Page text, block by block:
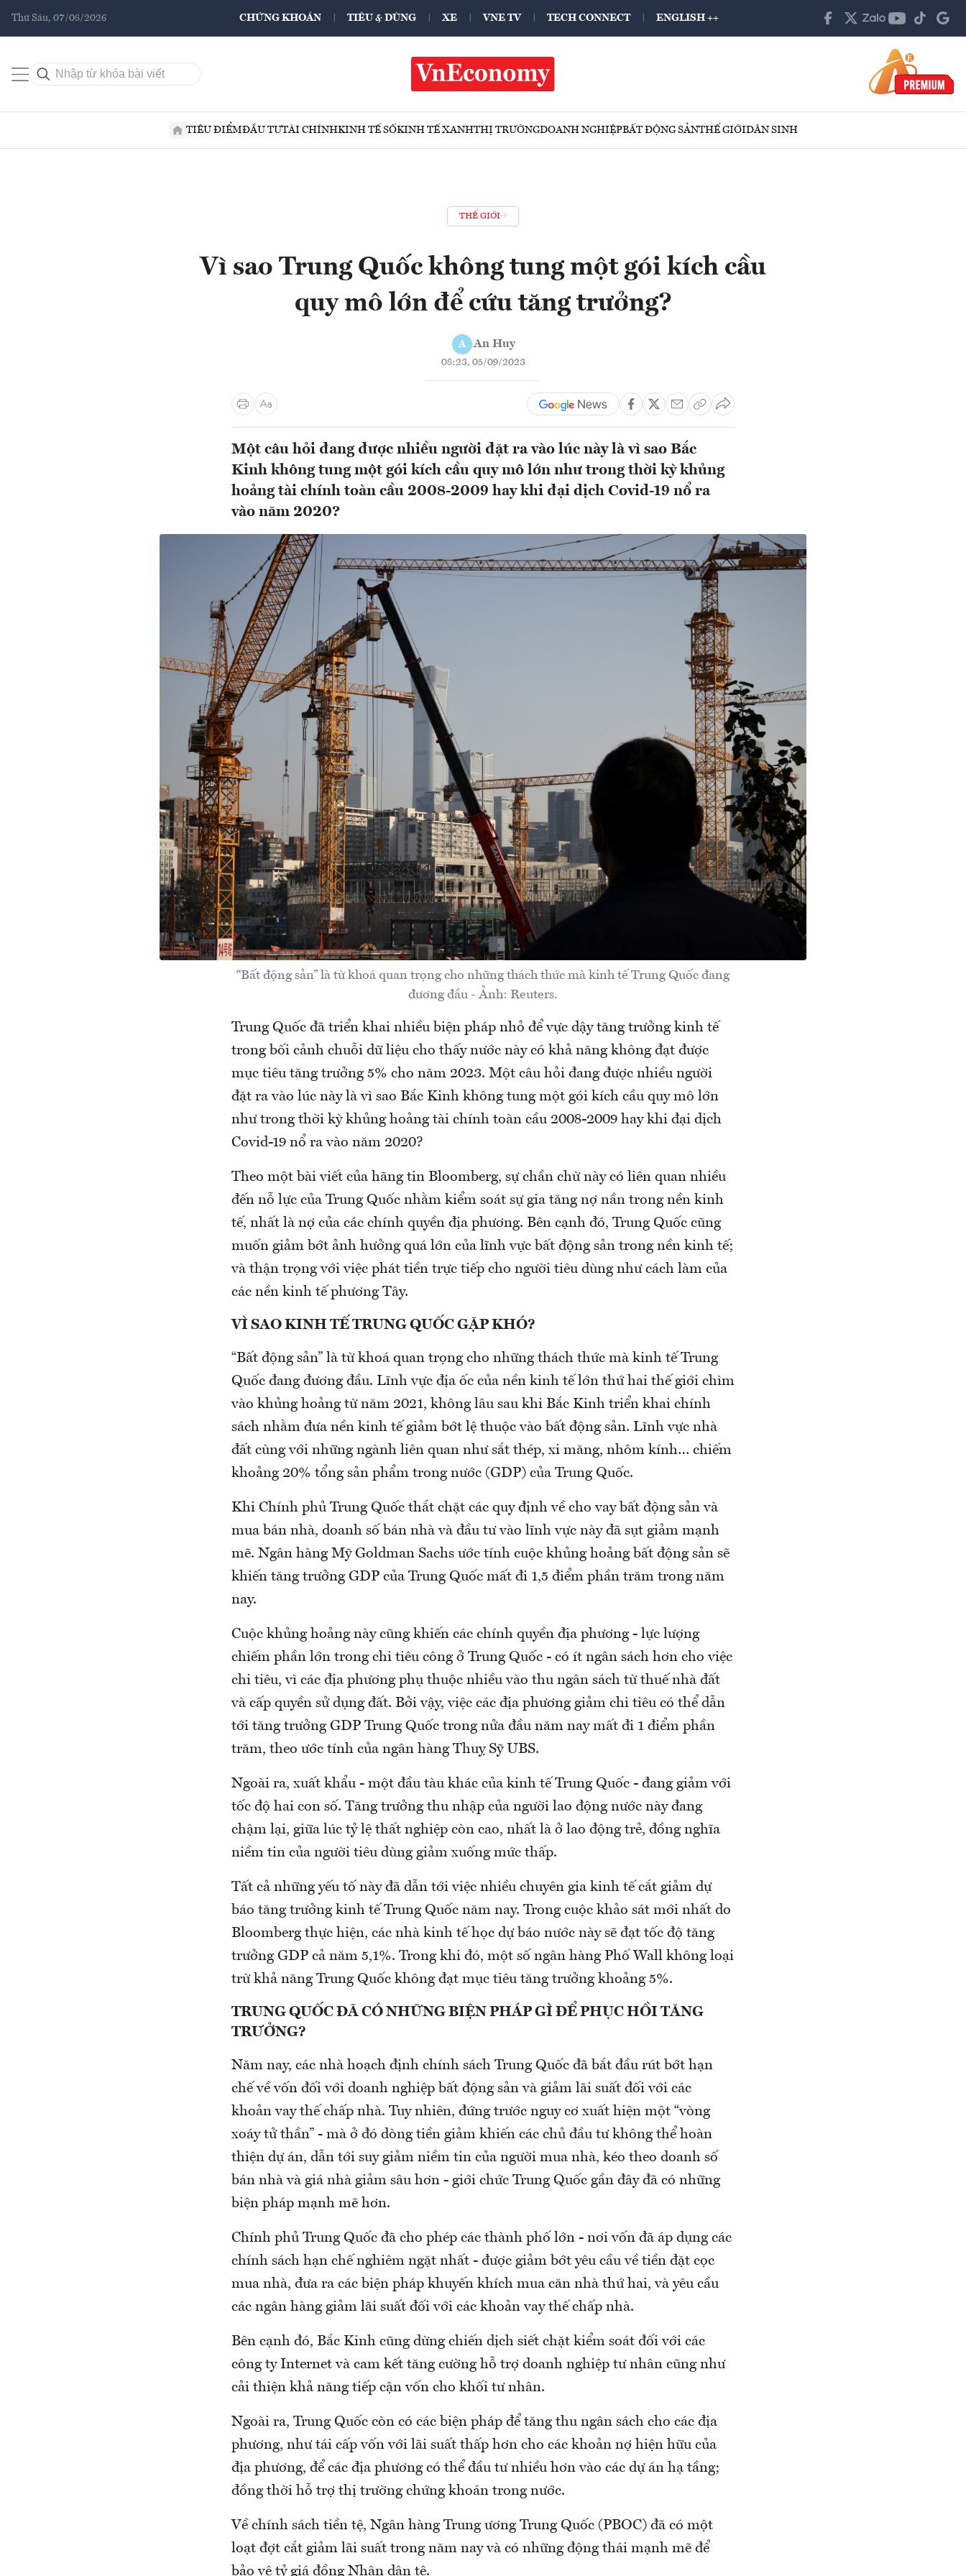
Thứ Sáu, 07/08/2026 CHỨNG KHOÁN TIÊU & DÙNG XE VNE TV TECH CONNECT ENGLISH ++
TIÊU ĐIỂMĐẦU TƯTÀI CHÍNHKINH TẾ SỐKINH TẾ XANHTHỊ TRƯỜNGDOANH NGHIỆPBẤT ĐỘNG SẢNTHẾ GIỚIDÂN SINH
THẾ GIỚI
Vì sao Trung Quốc không tung một gói kích cầu
quy mô lớn để cứu tăng trưởng?
A An Huy
08:23, 05/09/2023
Một câu hỏi đang được nhiều người đặt ra vào lúc này là vì sao Bắc
Kinh không tung một gói kích cầu quy mô lớn như trong thời kỳ khủng
hoảng tài chính toàn cầu 2008-2009 hay khi đại dịch Covid-19 nổ ra
vào năm 2020?
“Bất động sản” là từ khoá quan trọng cho những thách thức mà kinh tế Trung Quốc đang
đương đầu - Ảnh: Reuters.
Trung Quốc đã triển khai nhiều biện pháp nhỏ để vực dậy tăng trưởng kinh tế
trong bối cảnh chuỗi dữ liệu cho thấy nước này có khả năng không đạt được
mục tiêu tăng trưởng 5% cho năm 2023. Một câu hỏi đang được nhiều người
đặt ra vào lúc này là vì sao Bắc Kinh không tung một gói kích cầu quy mô lớn
như trong thời kỳ khủng hoảng tài chính toàn cầu 2008-2009 hay khi đại dịch
Covid-19 nổ ra vào năm 2020?
Theo một bài viết của hãng tin Bloomberg, sự chần chừ này có liên quan nhiều
đến nỗ lực của Trung Quốc nhằm kiểm soát sự gia tăng nợ nần trong nền kinh
tế, nhất là nợ của các chính quyền địa phương. Bên cạnh đó, Trung Quốc cũng
muốn giảm bớt ảnh hưởng quá lớn của lĩnh vực bất động sản trong nền kinh tế;
và thận trọng với việc phát tiền trực tiếp cho người tiêu dùng như cách làm của
các nền kinh tế phương Tây.
VÌ SAO KINH TẾ TRUNG QUỐC GẶP KHÓ?
“Bất động sản” là từ khoá quan trọng cho những thách thức mà kinh tế Trung
Quốc đang đương đầu. Lĩnh vực địa ốc của nền kinh tế lớn thứ hai thế giới chìm
vào khủng hoảng từ năm 2021, không lâu sau khi Bắc Kinh triển khai chính
sách nhằm đưa nền kinh tế giảm bớt lệ thuộc vào bất động sản. Lĩnh vực nhà
đất cùng với những ngành liên quan như sắt thép, xi măng, nhôm kính… chiếm
khoảng 20% tổng sản phẩm trong nước (GDP) của Trung Quốc.
Khi Chính phủ Trung Quốc thắt chặt các quy định về cho vay bất động sản và
mua bán nhà, doanh số bán nhà và đầu tư vào lĩnh vực này đã sụt giảm mạnh
mẽ. Ngân hàng Mỹ Goldman Sachs ước tính cuộc khủng hoảng bất động sản sẽ
khiến tăng trưởng GDP của Trung Quốc mất đi 1,5 điểm phần trăm trong năm
nay.
Cuộc khủng hoảng này cũng khiến các chính quyền địa phương - lực lượng
chiếm phần lớn trong chi tiêu công ở Trung Quốc - có ít ngân sách hơn cho việc
chi tiêu, vì các địa phương phụ thuộc nhiều vào thu ngân sách từ thuế nhà đất
và cấp quyền sử dụng đất. Bởi vậy, việc các địa phương giảm chi tiêu có thể dẫn
tới tăng trưởng GDP Trung Quốc trong nửa đầu năm nay mất đi 1 điểm phần
trăm, theo ước tính của ngân hàng Thuỵ Sỹ UBS.
Ngoài ra, xuất khẩu - một đầu tàu khác của kinh tế Trung Quốc - đang giảm với
tốc độ hai con số. Tăng trưởng thu nhập của người lao động nước này đang
chậm lại, giữa lúc tỷ lệ thất nghiệp còn cao, nhất là ở lao động trẻ, đồng nghĩa
niềm tin của người tiêu dùng giảm xuống mức thấp.
Tất cả những yếu tố này đã dẫn tới việc nhiều chuyên gia kinh tế cắt giảm dự
báo tăng trưởng kinh tế Trung Quốc năm nay. Trong cuộc khảo sát mới nhất do
Bloomberg thực hiện, các nhà kinh tế học dự báo nước này sẽ đạt tốc độ tăng
trưởng GDP cả năm 5,1%. Trong khi đó, một số ngân hàng Phố Wall không loại
trừ khả năng Trung Quốc không đạt mục tiêu tăng trưởng khoảng 5%.
TRUNG QUỐC ĐÃ CÓ NHỮNG BIỆN PHÁP GÌ ĐỂ PHỤC HỒI TĂNG
TRƯỞNG?
Năm nay, các nhà hoạch định chính sách Trung Quốc đã bắt đầu rút bớt hạn
chế về vốn đối với doanh nghiệp bất động sản và giảm lãi suất đối với các
khoản vay thế chấp nhà. Tuy nhiên, đứng trước nguy cơ xuất hiện một “vòng
xoáy tử thần” - mà ở đó dòng tiền giảm khiến các chủ đầu tư không thể hoàn
thiện dự án, dẫn tới suy giảm niềm tin của người mua nhà, kéo theo doanh số
bán nhà và giá nhà giảm sâu hơn - giới chức Trung Quốc gần đây đã có những
biện pháp mạnh mẽ hơn.
Chính phủ Trung Quốc đã cho phép các thành phố lớn - nơi vốn đã áp dụng các
chính sách hạn chế nghiêm ngặt nhất - được giảm bớt yêu cầu về tiền đặt cọc
mua nhà, đưa ra các biện pháp khuyến khích mua căn nhà thứ hai, và yêu cầu
các ngân hàng giảm lãi suất đối với các khoản vay thế chấp nhà.
Bên cạnh đó, Bắc Kinh cũng dừng chiến dịch siết chặt kiểm soát đối với các
công ty Internet và cam kết tăng cường hỗ trợ doanh nghiệp tư nhân cũng như
cải thiện khả năng tiếp cận vốn cho khối tư nhân.
Ngoài ra, Trung Quốc còn có các biện pháp để tăng thu ngân sách cho các địa
phương, như tái cấp vốn với lãi suất thấp hơn cho các khoản nợ hiện hữu của
địa phương, để các địa phương có thể đầu tư nhiều hơn vào các dự án hạ tầng;
đồng thời hỗ trợ thị trường chứng khoán trong nước.
Về chính sách tiền tệ, Ngân hàng Trung ương Trung Quốc (PBOC) đã có một
loạt đợt cắt giảm lãi suất trong năm nay và có những động thái mạnh mẽ để
bảo vệ tỷ giá đồng Nhân dân tệ.